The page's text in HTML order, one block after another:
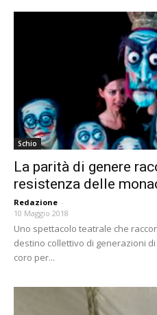
Schio
La parità di genere
resistenza delle
Redazione -
10 Maggio 2018
Uno spettacolo teatrale che
destino collettivo di generazioni
coro per...